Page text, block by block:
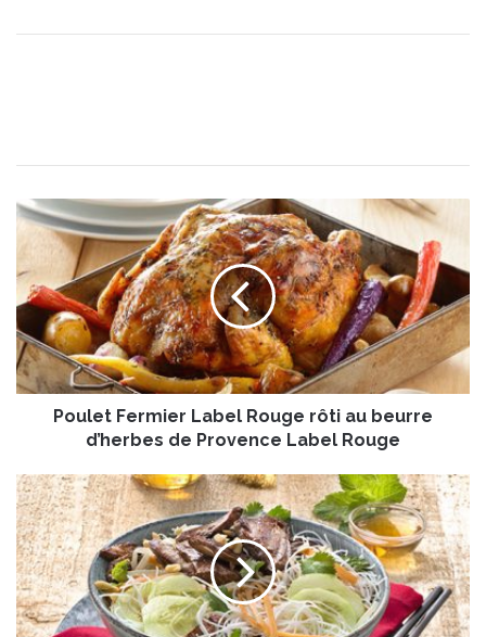
P
o
l
e
t
F
e
r
r
L
a
b
e
l
R
Poulet Fermier Label Rouge rôti au beurre
d’herbes de Provence Label Rouge
R
e
t
o
u
r
d